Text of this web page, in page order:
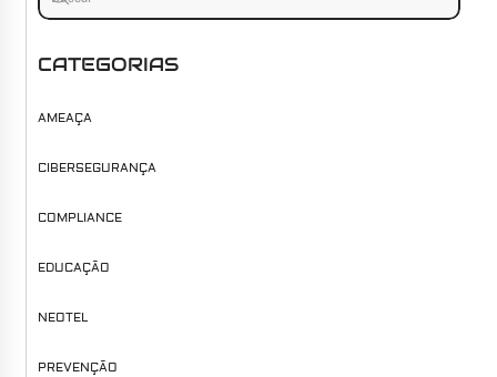
CATEGORIAS
AMEAÇA
CIBERSEGURANÇA
COMPLIANCE
EDUCAÇÃO
NEOTEL
PREVENÇÃO